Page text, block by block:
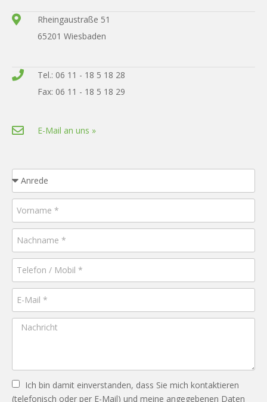
Rheingaustraße 51
65201 Wiesbaden
Tel.: 06 11 - 18 5 18 28
Fax: 06 11 - 18 5 18 29
E-Mail an uns »
Ich bin damit einverstanden, dass Sie mich kontaktieren
(telefonisch oder per E-Mail) und meine angegebenen Daten